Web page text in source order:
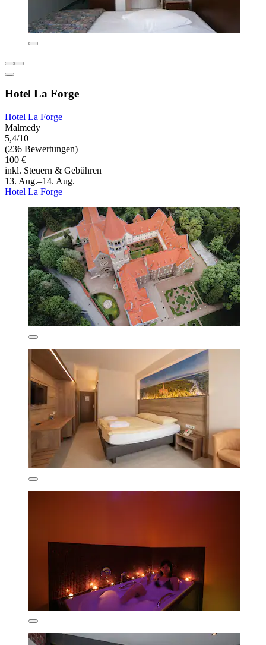
Hotel La Forge
Hotel La Forge
Malmedy
5,4/10
(236 Bewertungen)
100 €
inkl. Steuern & Gebühren
13. Aug.–14. Aug.
Hotel La Forge